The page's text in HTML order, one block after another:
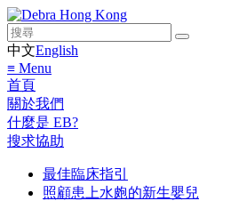
中文English
≡ Menu
首頁
關於我們
什麼是 EB?
搜求協助
最佳臨床指引
照顧患上水皰的新生嬰兒